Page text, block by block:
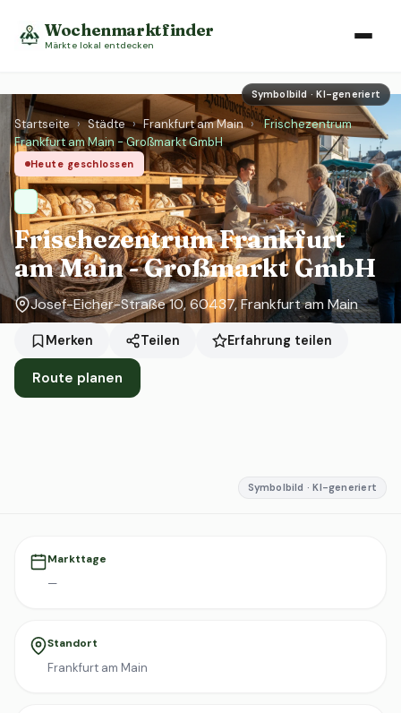
Wochenmarktfinder
Märkte lokal entdecken
Symbolbild · KI-generiert
Startseite › Städte › Frankfurt am Main ›
Frischezentrum
Frankfurt am Main - Großmarkt GmbH
Heute geschlossen
Frischezentrum Frankfurt
am Main - Großmarkt GmbH
Josef-Eicher-Straße 10, 60437, Frankfurt am Main
Merken Teilen Erfahrung teilen
Route planen
Symbolbild · KI-generiert
Markttage
—
Standort
Frankfurt am Main